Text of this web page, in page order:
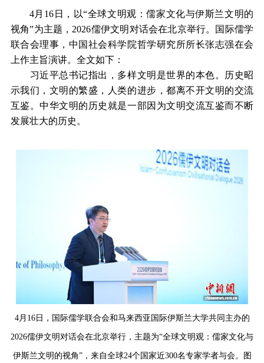
4月16日，以“全球文明观：儒家文化与伊斯兰文明的
视角”为主题，2026儒伊文明对话会在北京举行。国际儒学
联合会理事，中国社会科学院哲学研究所所长张志强在会
上作主旨演讲。全文如下：
习近平总书记指出，多样文明是世界的本色。历史昭
示我们，文明的繁盛，人类的进步，都离不开文明的交流
互鉴。中华文明的历史就是一部因为文明交流互鉴而不断
发展壮大的历史。
4月16日，国际儒学联合会和马来西亚国际伊斯兰大学共同主办的
2026儒伊文明对话会在北京举行，主题为“全球文明观：儒家文化与
伊斯兰文明的视角”，来自全球24个国家近300名专家学者与会。图